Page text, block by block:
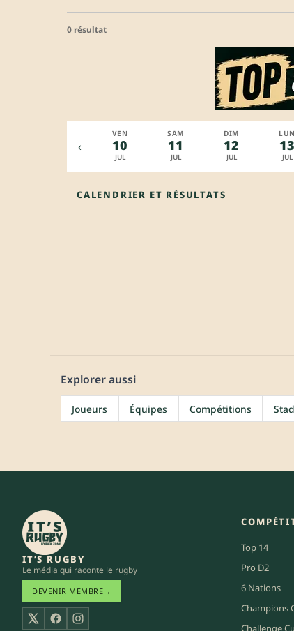
0 résultat
‹
VEN
10
JUL
SAM
11
JUL
DIM
12
JUL
LUN
13
JUL
CALENDRIER ET RÉSULTATS
Explorer aussi
Joueurs Équipes Compétitions
IT’S RUGBY
Le média qui raconte le rugby
DEVENIR MEMBRE→
X FacebookInstagram
Top 14
Pro D2
6 Nations
Champions
Challenge